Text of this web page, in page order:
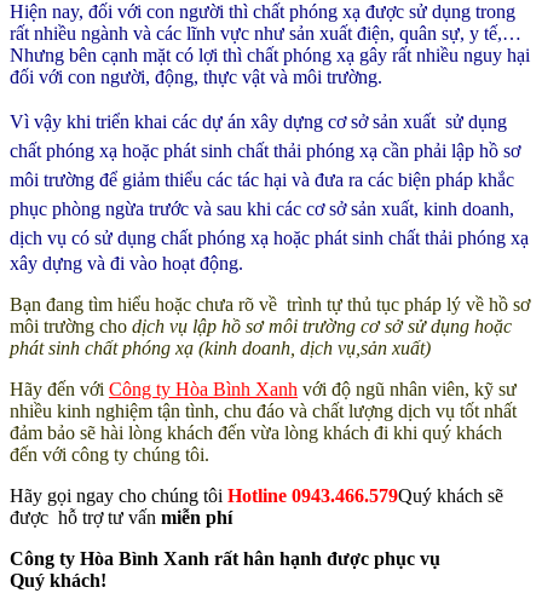
Hiện nay, đối với con người thì chất phóng xạ được sử dụng trong
rất nhiều ngành và các lĩnh vực như sản xuất điện, quân sự, y tế,…
Nhưng bên cạnh mặt có lợi thì chất phóng xạ gây rất nhiều nguy hại
đối với con người, động, thực vật và môi trường.
Vì vậy khi triển khai các dự án xây dựng cơ sở sản xuất sử dụng
chất phóng xạ hoặc phát sinh chất thải phóng xạ cần phải lập hồ sơ
môi trường để giảm thiểu các tác hại và đưa ra các biện pháp khắc
phục phòng ngừa trước và sau khi các cơ sở sản xuất, kinh doanh,
dịch vụ có sử dụng chất phóng xạ hoặc phát sinh chất thải phóng xạ
xây dựng và đi vào hoạt động.
Bạn đang tìm hiểu hoặc chưa rõ về trình tự thủ tục pháp lý về hồ sơ
môi trường cho dịch vụ lập hồ sơ môi trường cơ sở sử dụng hoặc
phát sinh chất phóng xạ (kinh doanh, dịch vụ,sản xuất)
Hãy đến với Công ty Hòa Bình Xanh với độ ngũ nhân viên, kỹ sư
nhiều kinh nghiệm tận tình, chu đáo và chất lượng dịch vụ tốt nhất
đảm bảo sẽ hài lòng khách đến vừa lòng khách đi khi quý khách
đến với công ty chúng tôi.
Hãy gọi ngay cho chúng tôi Hotline 0943.466.579Quý khách sẽ
được hỗ trợ tư vấn miễn phí
Công ty Hòa Bình Xanh rất hân hạnh được phục vụ
Quý khách!